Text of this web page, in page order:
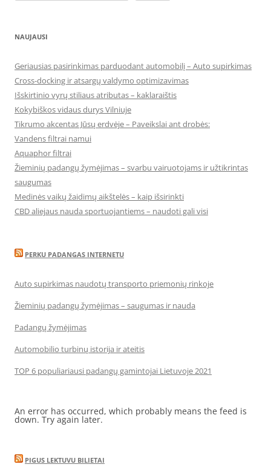
NAUJAUSI
Geriausias pasirinkimas parduodant automobilį – Auto supirkimas
Cross-docking ir atsargų valdymo optimizavimas
Išskirtinio vyrų stiliaus atributas – kaklaraištis
Kokybiškos vidaus durys Vilniuje
Tikrumo akcentas Jūsų erdvėje – Paveikslai ant drobės:
Vandens filtrai namui
Aquaphor filtrai
Žieminių padangų žymėjimas – svarbu vairuotojams ir užtikrintas
saugumas
Medinės vaikų žaidimų aikštelės – kaip išsirinkti
CBD aliejaus nauda sportuojantiems – naudoti gali visi
PERKU PADANGAS INTERNETU
Auto supirkimas naudotų transporto priemonių rinkoje
Žieminių padangų žymėjimas – saugumas ir nauda
Padangų žymėjimas
Automobilio turbinų istorija ir ateitis
TOP 6 populiariausi padangų gamintojai Lietuvoje 2021
An error has occurred, which probably means the feed is
down. Try again later.
PIGUS LEKTUVU BILIETAI